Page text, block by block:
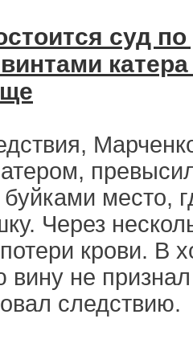
суд
буйками место,
Через
крови. В
не
следствию.